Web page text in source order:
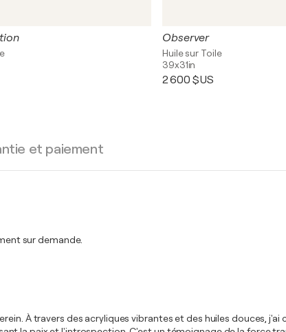
Observer
Huile sur Toile
39x31in
2 600 $US
et paiement
sur demande.
À travers des acryliques vibrantes et des huiles douces,